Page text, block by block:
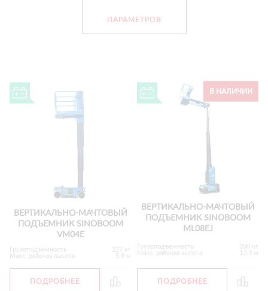
ПАРАМЕТРОВ
ВЕРТИКАЛЬНО-МАЧТОВЫЙ
ПОДЪЕМНИК SINOBOOM
VM04E
Грузоподъемность
227 кг
Макс. рабочая высота
5.8 м
ПОДРОБНЕЕ
В НАЛИЧИИ
ВЕРТИКАЛЬНО-МАЧТОВЫЙ
ПОДЪЕМНИК SINOBOOM
ML08EJ
Грузоподъемность
200 кг
Макс. рабочая высота
10.3 м
ПОДРОБНЕЕ